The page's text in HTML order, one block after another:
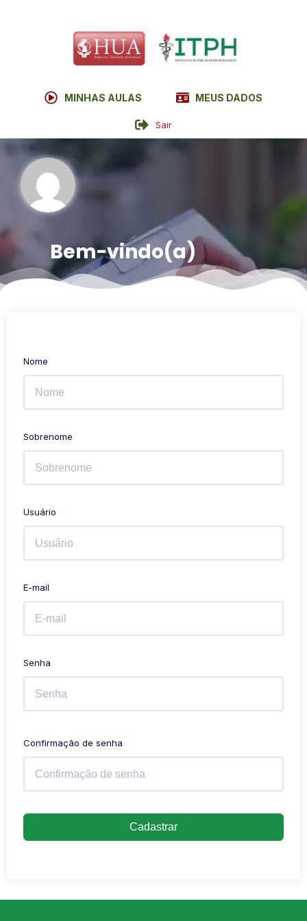
MINHAS AULAS MEUS DADOS
Sair
Bem-vindo(a)
Nome
Sobrenome
Usuário
E-mail
Senha
Confirmação de senha
Cadastrar